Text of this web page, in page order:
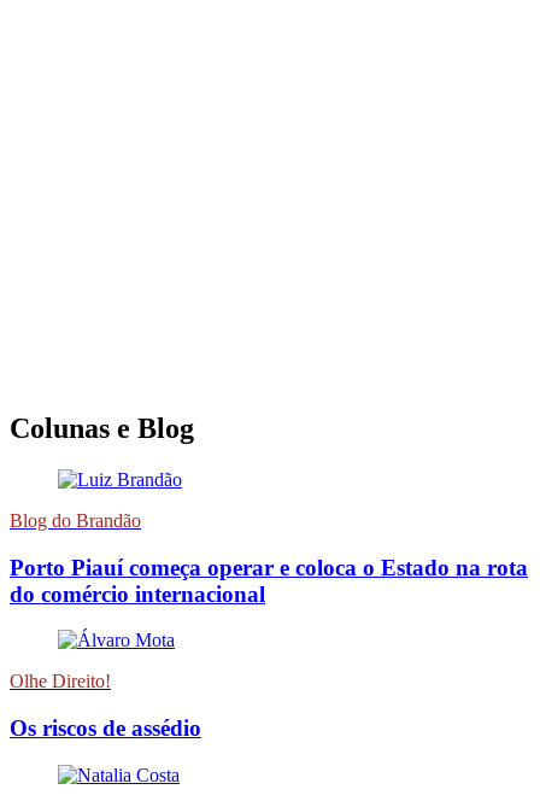
Colunas e Blog
Blog do Brandão
Porto Piauí começa operar e coloca o Estado na rota
do comércio internacional
Olhe Direito!
Os riscos de assédio